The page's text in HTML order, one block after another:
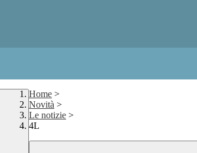
Home >
Novità >
Le notizie >
4L